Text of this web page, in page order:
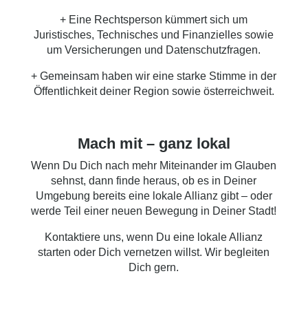
+ Eine Rechtsperson kümmert sich um
Juristisches, Technisches und Finanzielles sowie
um Versicherungen und Datenschutzfragen.
+ Gemeinsam haben wir eine starke Stimme in der
Öffentlichkeit deiner Region sowie österreichweit.
Mach mit – ganz lokal
Wenn Du Dich nach mehr Miteinander im Glauben
sehnst, dann finde heraus, ob es in Deiner
Umgebung bereits eine lokale Allianz gibt – oder
werde Teil einer neuen Bewegung in Deiner Stadt!
Kontaktiere uns, wenn Du eine lokale Allianz
starten oder Dich vernetzen willst. Wir begleiten
Dich gern.